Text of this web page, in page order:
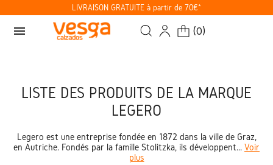
LIVRAISON GRATUITE à partir de 70€*
menu (0)
LISTE DES PRODUITS DE LA MARQUE
LEGERO
Legero est une entreprise fondée en 1872 dans la ville de Graz,
en Autriche. Fondés par la famille Stolitzka, ils développent... Voir
plus